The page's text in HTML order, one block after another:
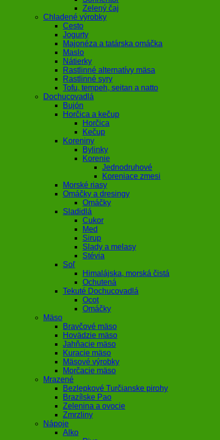
Zelený čaj
Chladené výrobky
Cesto
Jogurty
Majonéza a tatárska omáčka
Maslo
Nátierky
Rastlinné alternatívy mäsa
Rastlinné syry
Tofu, tempeh, seitan a natto
Dochucovadlá
Bujón
Horčica a kečup
Horčica
Kečup
Koreniny
Bylinky
Korenie
Jednodruhové
Koreniace zmesi
Morské riasy
Omáčky a dresingy
Omáčky
Sladidlá
Cukor
Med
Sirup
Slady a melasy
Stévia
Soľ
Himalájska, morská čistá
Ochutená
Tekuté Dochucovadlá
Ocot
Omáčky
Mäso
Bravčové mäso
Hovädzie mäso
Jahňacie mäso
Kuracie mäso
Mäsové výrobky
Morčacie mäso
Mrazené
Bezlepkové Turčianske pirohy
Brazílske Pao
Zelenina a ovocie
Zmrzliny
Nápoje
Alko